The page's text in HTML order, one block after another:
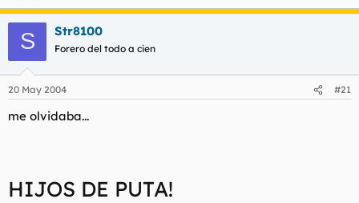
S Str8100
Forero del todo a cien
20 May 2004 #21
me olvidaba...
HIJOS DE PUTA!